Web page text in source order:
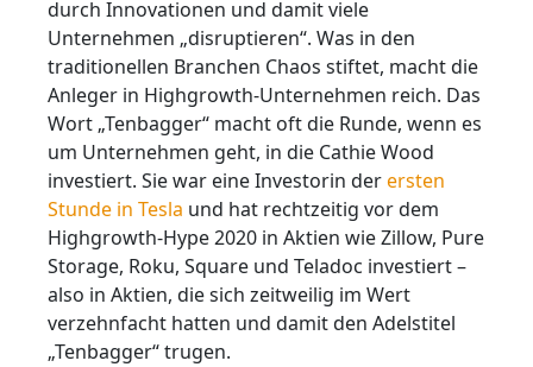
durch Innovationen und damit viele
Unternehmen „disruptieren“. Was in den
traditionellen Branchen Chaos stiftet, macht die
Anleger in Highgrowth-Unternehmen reich. Das
Wort „Tenbagger“ macht oft die Runde, wenn es
um Unternehmen geht, in die Cathie Wood
investiert. Sie war eine Investorin derersten
Stunde in Tesla und hat rechtzeitig vor dem
Highgrowth-Hype 2020 in Aktien wie Zillow, Pure
Storage, Roku, Square und Teladoc investiert –
also in Aktien, die sich zeitweilig im Wert
verzehnfacht hatten und damit den Adelstitel
„Tenbagger“ trugen.